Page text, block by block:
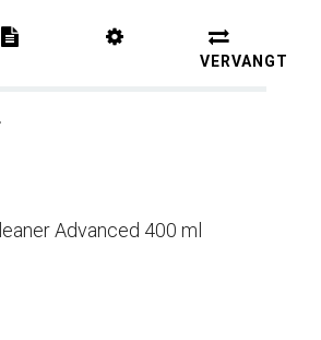
VERVANGT
Advanced 400 ml